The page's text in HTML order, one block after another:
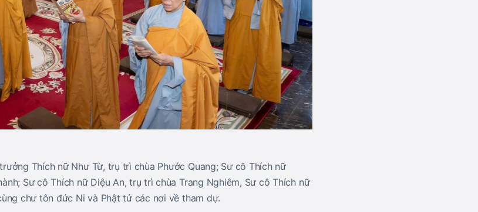
Thích nữ Như Từ, trụ trì chùa Phước Quang; Sư cô Thích nữ
Sư cô Thích nữ Diệu An, trụ trì chùa Trang Nghiêm, Sư cô Thích nữ
chư tôn đức Ni và Phật tử các nơi về tham dự.